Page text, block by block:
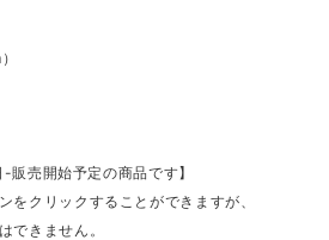
販売開始予定の商品です】
をクリックすることができますが、
できません。